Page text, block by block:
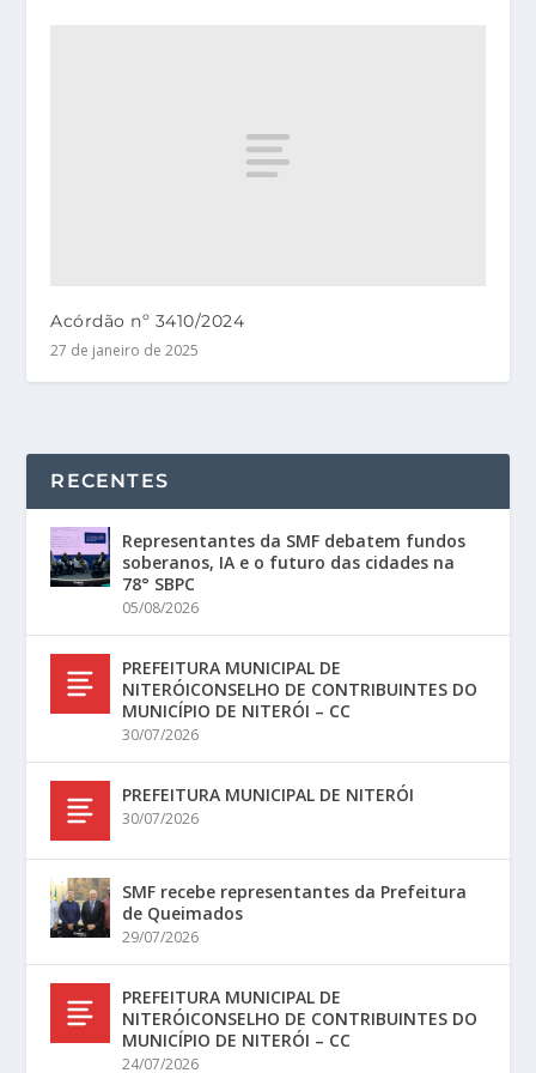
Acórdão nº 3410/2024
27 de janeiro de 2025
RECENTES
Representantes da SMF debatem fundos
soberanos, IA e o futuro das cidades na
78° SBPC
05/08/2026
PREFEITURA MUNICIPAL DE
NITERÓICONSELHO DE CONTRIBUINTES DO
MUNICÍPIO DE NITERÓI – CC
30/07/2026
PREFEITURA MUNICIPAL DE NITERÓI
30/07/2026
SMF recebe representantes da Prefeitura
de Queimados
29/07/2026
PREFEITURA MUNICIPAL DE
NITERÓICONSELHO DE CONTRIBUINTES DO
MUNICÍPIO DE NITERÓI – CC
24/07/2026